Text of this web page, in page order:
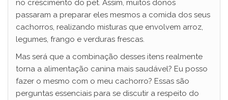
no crescimento do pet. Assim, muitos donos
passaram a preparar eles mesmos a comida dos seus
cachorros, realizando misturas que envolvem arroz,
legumes, frango e verduras frescas.
Mas será que a combinação desses itens realmente
torna a alimentação canina mais saudável? Eu posso
fazer o mesmo com o meu cachorro? Essas são
perguntas essenciais para se discutir a respeito do